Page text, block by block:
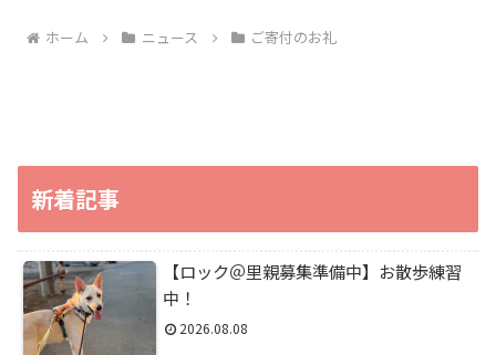
ホーム ニュース ご寄付のお礼
新着記事
【ロック＠里親募集準備中】お散歩練習
中！
2026.08.08